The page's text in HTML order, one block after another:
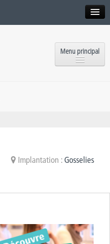
Menu principal
Implantation :Gosselies